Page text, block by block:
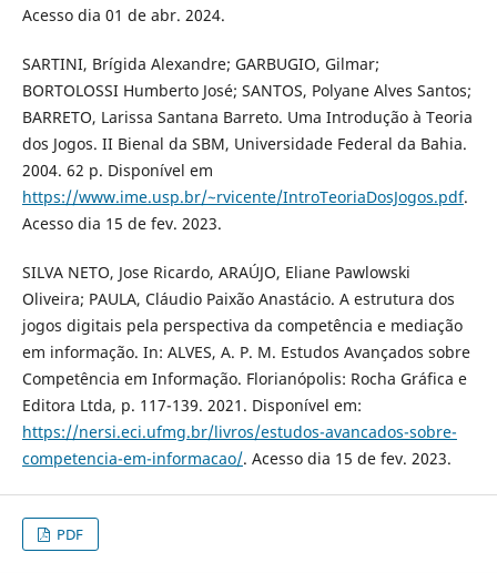
Acesso dia 01 de abr. 2024.
SARTINI, Brígida Alexandre; GARBUGIO, Gilmar;
BORTOLOSSI Humberto José; SANTOS, Polyane Alves Santos;
BARRETO, Larissa Santana Barreto. Uma Introdução à Teoria
dos Jogos. II Bienal da SBM, Universidade Federal da Bahia.
2004. 62 p. Disponível em
https://www.ime.usp.br/~rvicente/IntroTeoriaDosJogos.pdf.
Acesso dia 15 de fev. 2023.
SILVA NETO, Jose Ricardo, ARAÚJO, Eliane Pawlowski
Oliveira; PAULA, Cláudio Paixão Anastácio. A estrutura dos
jogos digitais pela perspectiva da competência e mediação
em informação. In: ALVES, A. P. M. Estudos Avançados sobre
Competência em Informação. Florianópolis: Rocha Gráfica e
Editora Ltda, p. 117-139. 2021. Disponível em:
https://nersi.eci.ufmg.br/livros/estudos-avancados-sobre-
competencia-em-informacao/. Acesso dia 15 de fev. 2023.
PDF